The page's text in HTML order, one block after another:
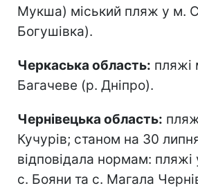
Мукша) міський пляж у м.
Богушівка).
Черкаська область: пляжі
Багачеве (р. Дніпро).
Чернівецька область:
Кучурів; станом на 30
відповідала нормам: пляжі
с. Бояни та с. Магала